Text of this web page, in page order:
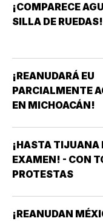
¡COMPARECE
SILLA DE RUEDAS!
¡REANUDARÁ EU
PARCIALMENTE
EN MICHOACÁN!
¡HASTA TIJUANA
EXAMEN! - CON
PROTESTAS
¡REANUDAN